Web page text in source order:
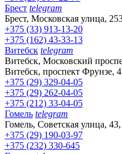
Брест telegram
Брест, Московская улица,
+375 (33) 913-13-20
+375 (162) 43-33-13
Витебск telegram
Витебск, Московский
Витебск, проспект Фрунзе,
+375 (29) 329-04-05
+375 (29) 262-04-05
+375 (212) 33-04-05
Гомель telegram
Гомель, Советская улица,
+375 (29) 190-03-97
+375 (232) 330-645